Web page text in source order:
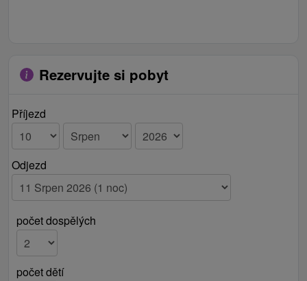
Rezervujte si pobyt
Příjezd
Odjezd
počet dospělých
počet dětí